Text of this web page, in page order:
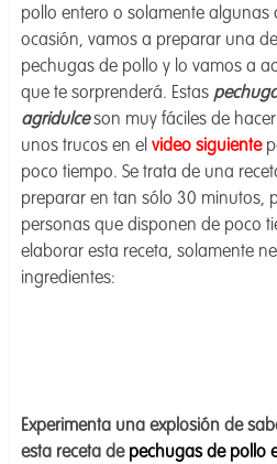
pollo entero o solamente algunas
ocasión, vamos a preparar una
pechugas de pollo y lo vamos a
que te sorprenderá. Estas
agridulceson muy fáciles de
unos trucos en el video siguiente
poco tiempo. Se trata de una
preparar en tan sólo 30 minutos,
personas que disponen de poco
elaborar esta receta, solamente
ingredientes:
Experimenta una explosión de
esta receta de pechugas de pollo